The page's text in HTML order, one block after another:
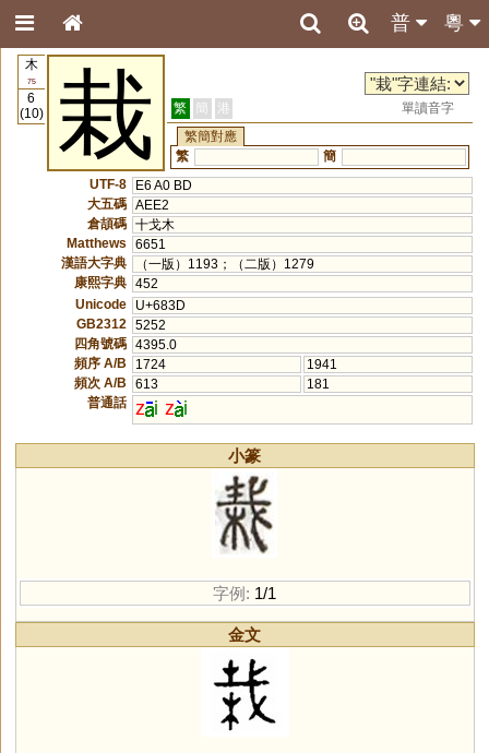
粵
普
木
75
6
(10)
栽 繁 簡 港
單讀音字
繁簡對應
繁
簡
UTF-8
E6 A0 BD
大五碼 AEE2
倉頡碼 十戈木
Matthews
6651
漢語大字典
（一版）1193；（二版）1279
康熙字典 452
Unicode
U+683D
GB2312
5252
四角號碼 4395.0
頻序 A/B
1724
1941
頻次 A/B
613
181
普通話 z i z i
小篆
字例: 1/1
金文